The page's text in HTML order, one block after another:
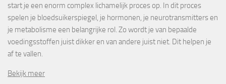
start je een enorm complex lichamelijk proces op. In dit proces
spelen je bloedsuikerspiegel, je hormonen, je neurotransmitters en
je metabolisme een belangrijke rol. Zo wordt je van bepaalde
voedingsstoffen juist dikker en van andere juist niet. Dit helpen je
af te vallen.
Bekijk meer